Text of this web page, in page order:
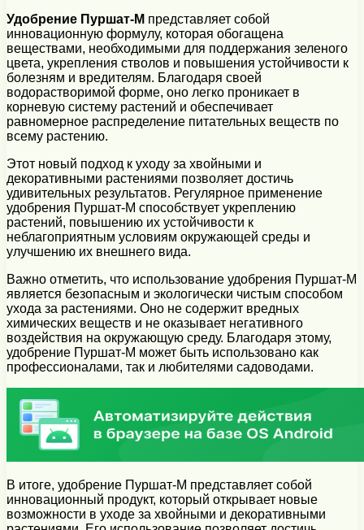
Удобрение Пуршат-М представляет собой
инновационную формулу, которая обогащена
веществами, необходимыми для поддержания зеленого
цвета, укрепления стволов и повышения устойчивости к
болезням и вредителям. Благодаря своей
водорастворимой форме, оно легко проникает в
корневую систему растений и обеспечивает
равномерное распределение питательных веществ по
всему растению.
Этот новый подход к уходу за хвойными и
декоративными растениями позволяет достичь
удивительных результатов. Регулярное применение
удобрения Пуршат-М способствует укреплению
растений, повышению их устойчивости к
неблагоприятным условиям окружающей среды и
улучшению их внешнего вида.
Важно отметить, что использование удобрения Пуршат-М
является безопасным и экологически чистым способом
ухода за растениями. Оно не содержит вредных
химических веществ и не оказывает негативного
воздействия на окружающую среду. Благодаря этому,
удобрение Пуршат-М может быть использовано как
профессионалами, так и любителями садоводами.
В итоге, удобрение Пуршат-М представляет собой
инновационный продукт, который открывает новые
возможности в уходе за хвойными и декоративными